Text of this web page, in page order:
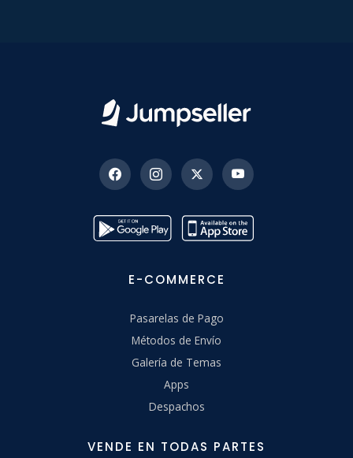
E-COMMERCE
Pasarelas de Pago
Métodos de Envío
Galería de Temas
Apps
Despachos
VENDE EN TODAS PARTES